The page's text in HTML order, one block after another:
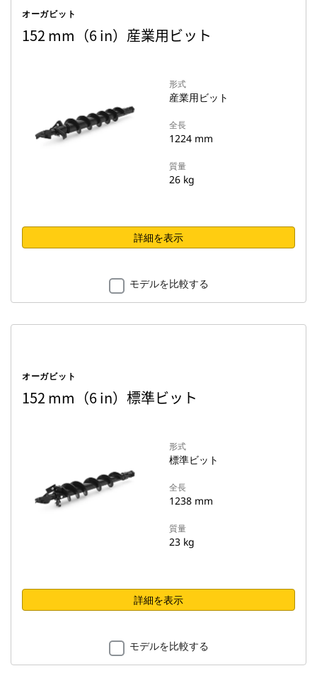
オーガビット
152 mm（6 in）産業用ビット
形式
産業用ビット
全長
1224 mm
質量
26 kg
詳細を表示
モデルを比較する
オーガビット
152 mm（6 in）標準ビット
形式
標準ビット
全長
1238 mm
質量
23 kg
詳細を表示
モデルを比較する